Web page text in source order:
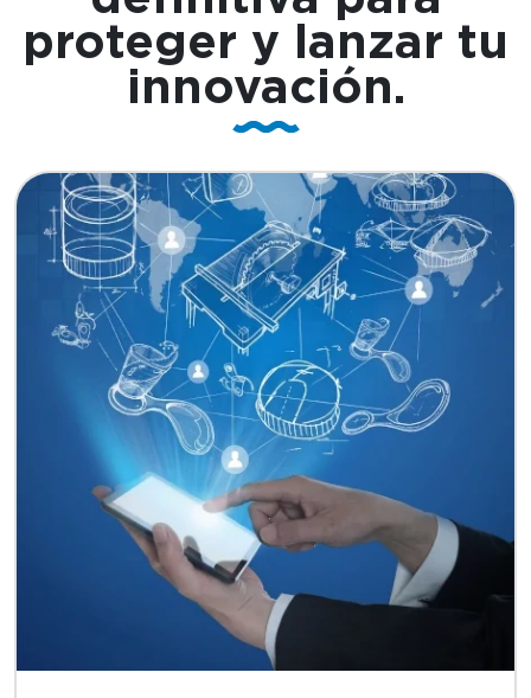
proteger y lanzar tu
innovación.